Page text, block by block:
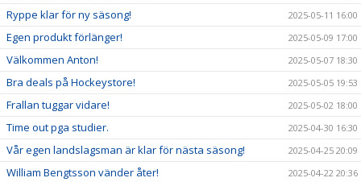
Ryppe klar för ny säsong! 2025-05-11 16:00
Egen produkt förlänger! 2025-05-09 17:00
Välkommen Anton! 2025-05-07 18:30
Bra deals på Hockeystore! 2025-05-05 19:53
Frallan tuggar vidare! 2025-05-02 18:00
Time out pga studier. 2025-04-30 16:30
Vår egen landslagsman är klar för nästa säsong! 2025-04-25 20:09
William Bengtsson vänder åter! 2025-04-22 20:36